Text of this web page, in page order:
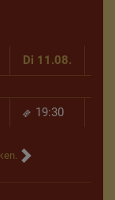
Di 11.08.
19:30